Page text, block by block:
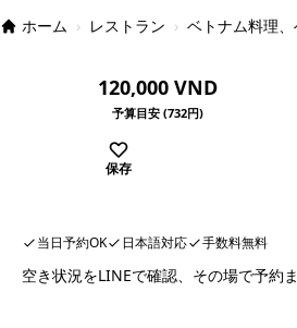
ホーム › レストラン › ベトナム料理
120,000 VND
予算目安 (732円)
保存
当日予約OK 日本語対応 手数料無料
空き状況をLINEで確認、その場で予約